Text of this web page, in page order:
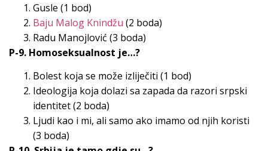
Gusle (1 bod)
Baju Malog Knindžu (2 boda)
Radu Manojlović (3 boda)
P-9. Homoseksualnost je…?
Bolest koja se može izliječiti (1 bod)
Ideologija koja dolazi sa zapada da razori srpski
identitet (2 boda)
Ljudi kao i mi, ali samo ako imamo od njih koristi
(3 boda)